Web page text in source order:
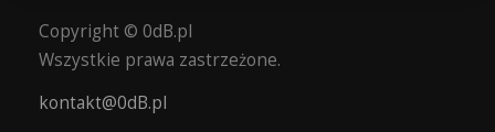
Copyright © 0dB.pl
Wszystkie prawa zastrzeżone.
kontakt@0dB.pl